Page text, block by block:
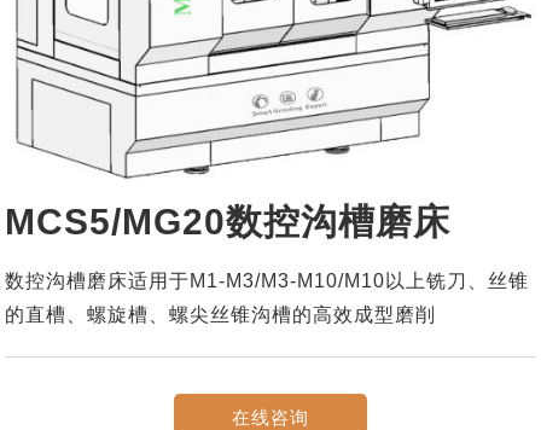
MCS5/MG20数控沟槽磨床
数控沟槽磨床适用于M1-M3/M3-M10/M10以上铣刀、丝锥
的直槽、螺旋槽、螺尖丝锥沟槽的高效成型磨削
在线咨询